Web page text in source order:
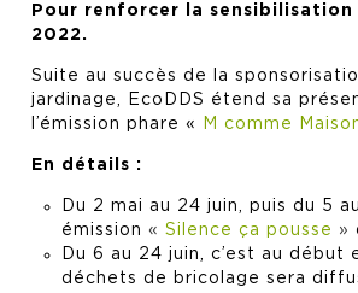
Pour renforcer la
2022.
Suite au succès de la
jardinage, EcoDDS étend sa
l’émission phare «
M comme
En détails :
Du 2 mai au 24 juin, puis du 5
émission « Silence ça pousse »
Du 6 au 24 juin, c’est au
déchets de bricolage sera